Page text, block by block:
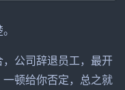
公司辞退员工，最开
顿给你否定，总之就